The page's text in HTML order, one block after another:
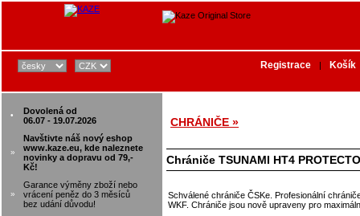
•
Dovolená od
06.07 - 19.07.2026
»
Navštivte náš nový eshop
www.kaze.eu, kde naleznete
novinky a dopravu od 79,-
Kč!
»
Garance výměny zboží nebo
vrácení peněz do 3 měsíců
bez udání důvodu!
Registrace | Košík
CHRÁNIČE »
Chrániče TSUNAMI HT4
Schválené chrániče ČSKe. Profesionální
WKF. Chrániče jsou nově upraveny pro